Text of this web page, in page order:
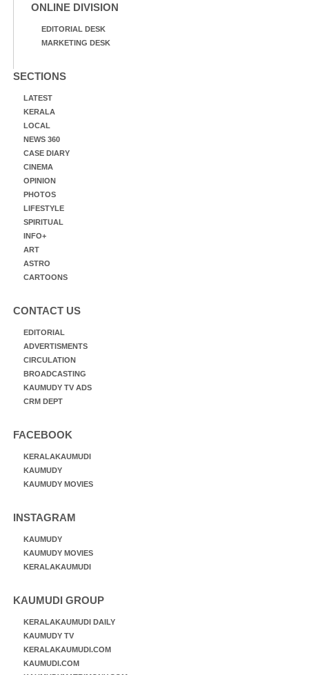
ONLINE DIVISION
EDITORIAL DESK
MARKETING DESK
SECTIONS
LATEST
KERALA
LOCAL
NEWS 360
CASE DIARY
CINEMA
OPINION
PHOTOS
LIFESTYLE
SPIRITUAL
INFO+
ART
ASTRO
CARTOONS
CONTACT US
EDITORIAL
ADVERTISMENTS
CIRCULATION
BROADCASTING
KAUMUDY TV ADS
CRM DEPT
FACEBOOK
KERALAKAUMUDI
KAUMUDY
KAUMUDY MOVIES
INSTAGRAM
KAUMUDY
KAUMUDY MOVIES
KERALAKAUMUDI
KAUMUDI GROUP
KERALAKAUMUDI DAILY
KAUMUDY TV
KERALAKAUMUDI.COM
KAUMUDI.COM